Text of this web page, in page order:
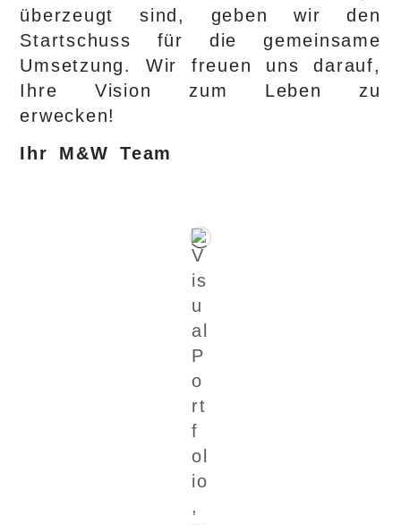
überzeugt sind, geben wir den
Startschuss für die gemeinsame
Umsetzung. Wir freuen uns darauf,
Ihre Vision zum Leben zu
erwecken!
Ihr M&W Team